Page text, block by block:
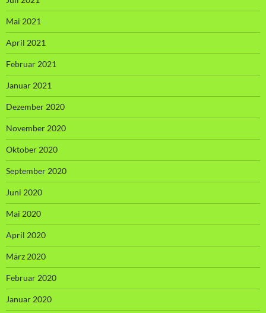
Mai 2021
April 2021
Februar 2021
Januar 2021
Dezember 2020
November 2020
Oktober 2020
September 2020
Juni 2020
Mai 2020
April 2020
März 2020
Februar 2020
Januar 2020